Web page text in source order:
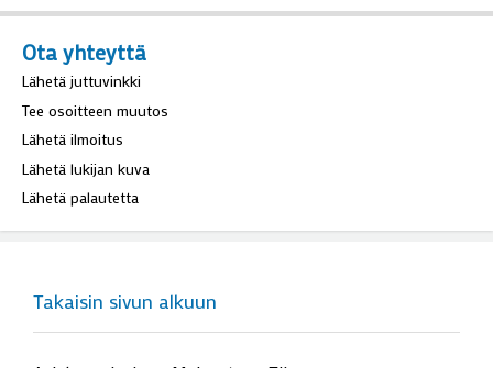
Ota yhteyttä
Lähetä juttuvinkki
Tee osoitteen muutos
Lähetä ilmoitus
Lähetä lukijan kuva
Lähetä palautetta
Takaisin sivun alkuun